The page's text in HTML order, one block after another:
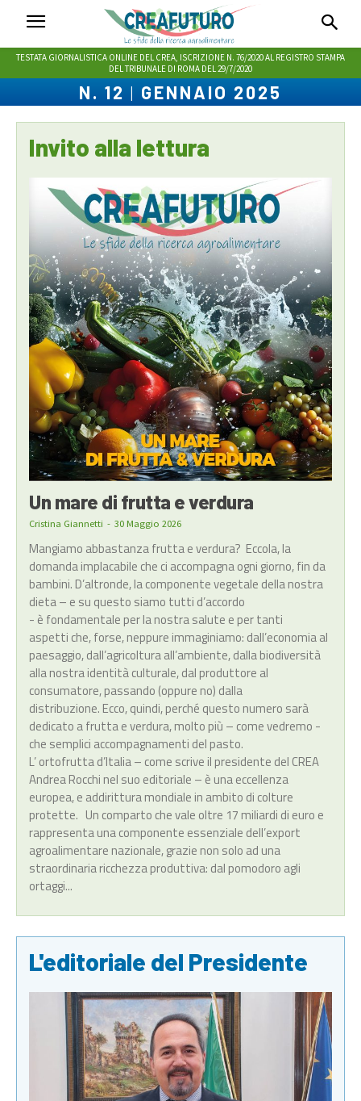
TESTATA GIORNALISTICA ONLINE DEL CREA, ISCRIZIONE N. 76/2020 AL REGISTRO STAMPA
DEL TRIBUNALE DI ROMA DEL 29/7/2020
N. 12 | GENNAIO 2025
Invito alla lettura
Un mare di frutta e verdura
Cristina Giannetti - 30 Maggio 2026
Mangiamo abbastanza frutta e verdura? Eccola, la
domanda implacabile che ci accompagna ogni giorno, fin da
bambini. D’altronde, la componente vegetale della nostra
dieta – e su questo siamo tutti d’accordo
- è fondamentale per la nostra salute e per tanti
aspetti che, forse, neppure immaginiamo: dall’economia al
paesaggio, dall’agricoltura all’ambiente, dalla biodiversità
alla nostra identità culturale, dal produttore al
consumatore, passando (oppure no) dalla
distribuzione. Ecco, quindi, perché questo numero sarà
dedicato a frutta e verdura, molto più – come vedremo -
che semplici accompagnamenti del pasto.
L’ ortofrutta d’Italia – come scrive il presidente del CREA
Andrea Rocchi nel suo editoriale – è una eccellenza
europea, e addirittura mondiale in ambito di colture
protette. Un comparto che vale oltre 17 miliardi di euro e
rappresenta una componente essenziale dell’export
agroalimentare nazionale, grazie non solo ad una
straordinaria ricchezza produttiva: dal pomodoro agli
ortaggi...
L'editoriale del Presidente